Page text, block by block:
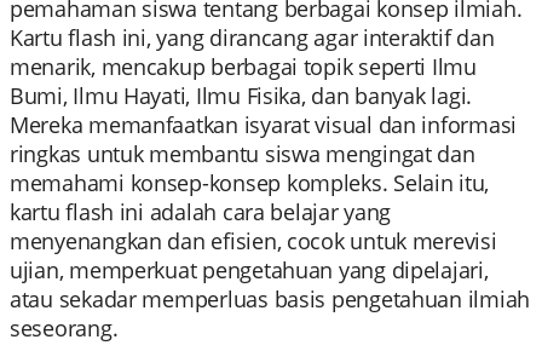
pemahaman siswa tentang berbagai konsep ilmiah.
Kartu flash ini, yang dirancang agar interaktif dan
menarik, mencakup berbagai topik seperti Ilmu
Bumi, Ilmu Hayati, Ilmu Fisika, dan banyak lagi.
Mereka memanfaatkan isyarat visual dan informasi
ringkas untuk membantu siswa mengingat dan
memahami konsep-konsep kompleks. Selain itu,
kartu flash ini adalah cara belajar yang
menyenangkan dan efisien, cocok untuk merevisi
ujian, memperkuat pengetahuan yang dipelajari,
atau sekadar memperluas basis pengetahuan ilmiah
seseorang.